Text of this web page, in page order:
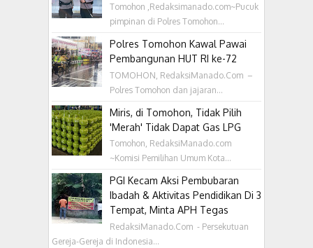
Tomohon ,Redaksimanado.com~Pucuk
pimpinan di Polres Tomohon...
Polres Tomohon Kawal Pawai
Pembangunan HUT RI ke-72
TOMOHON, RedaksiManado.Com –
Polres Tomohon dan jajaran...
Miris, di Tomohon, Tidak Pilih
'Merah' Tidak Dapat Gas LPG
Tomohon, RedaksiManado.com
~Komisi Pemilihan Umum Kota...
PGI Kecam Aksi Pembubaran
Ibadah & Aktivitas Pendidikan Di 3
Tempat, Minta APH Tegas
RedaksiManado.Com - Persekutuan
Gereja-Gereja di Indonesia...